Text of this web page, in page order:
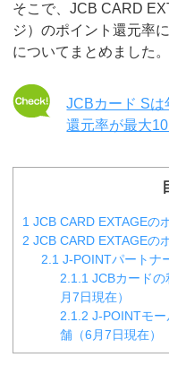
そこで、JCB CARD
ジ）のポイント還元率
についてまとめました。
JCBカード Sは
還元率が最大
1 JCB CARD EXTAGEの
2 JCB CARD EXTAGEの
2.1 J-POINTパートナ
2.1.1 JCBカード
月7日現在）
2.1.2 J-POINTモ
舗（6月7日現在）